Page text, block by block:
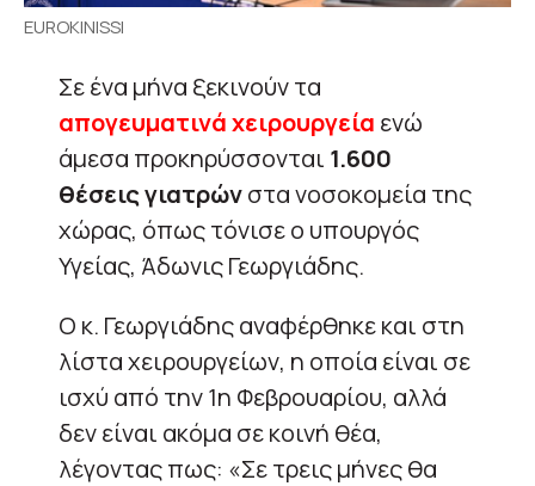
EUROKINISSI
Σε ένα μήνα ξεκινούν τα
απογευματινά χειρουργεία ενώ
άμεσα προκηρύσσονται 1.600
θέσεις γιατρώνστα νοσοκομεία της
χώρας, όπως τόνισε ο υπουργός
Υγείας, Άδωνις Γεωργιάδης.
Ο κ. Γεωργιάδης αναφέρθηκε και στη
λίστα χειρουργείων, η οποία είναι σε
ισχύ από την 1η Φεβρουαρίου, αλλά
δεν είναι ακόμα σε κοινή θέα,
λέγοντας πως: «Σε τρεις μήνες θα